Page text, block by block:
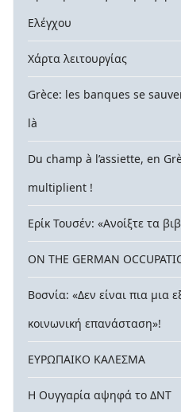
Ελέγχου
Χάρτα λειτουργίας
Grèce: les banques se
là
Du champ à l’assiette, en
multiplient !
Ερίκ Τουσέν: «Ανοίξτε τα
ON THE GERMAN
Βοσνία: «Δεν είναι πια μια
κοινωνική επανάσταση»!
ΕΥΡΩΠΑΙΚΟ ΚΑΛΕΣΜΑ
Η Ουγγαρία αψηφά το ΔΝΤ